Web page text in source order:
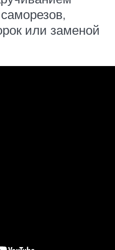
или заменой